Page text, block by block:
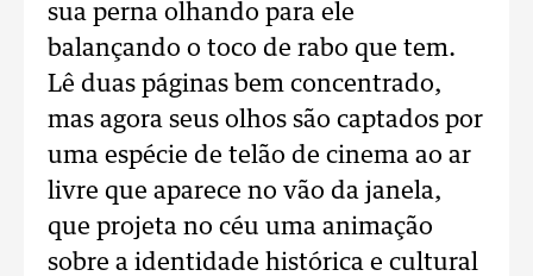
sua perna olhando para ele
balançando o toco de rabo que tem.
Lê duas páginas bem concentrado,
mas agora seus olhos são captados por
uma espécie de telão de cinema ao ar
livre que aparece no vão da janela,
que projeta no céu uma animação
sobre a identidade histórica e cultural